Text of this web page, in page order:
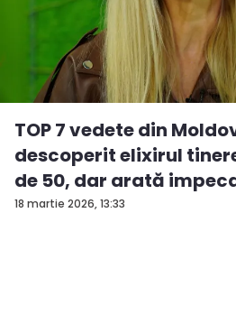
18 martie 2026, 13:33
TOP 7 vedete din
descoperit elixirul
de 50, dar arată